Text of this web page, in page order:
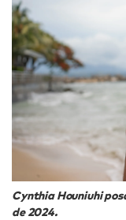
Cynthia Houniuhi
de 2024.